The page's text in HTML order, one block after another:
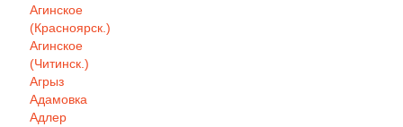
Агинское
(Красноярск.)
Агинское
(Читинск.)
Агрыз
Адамовка
Адлер